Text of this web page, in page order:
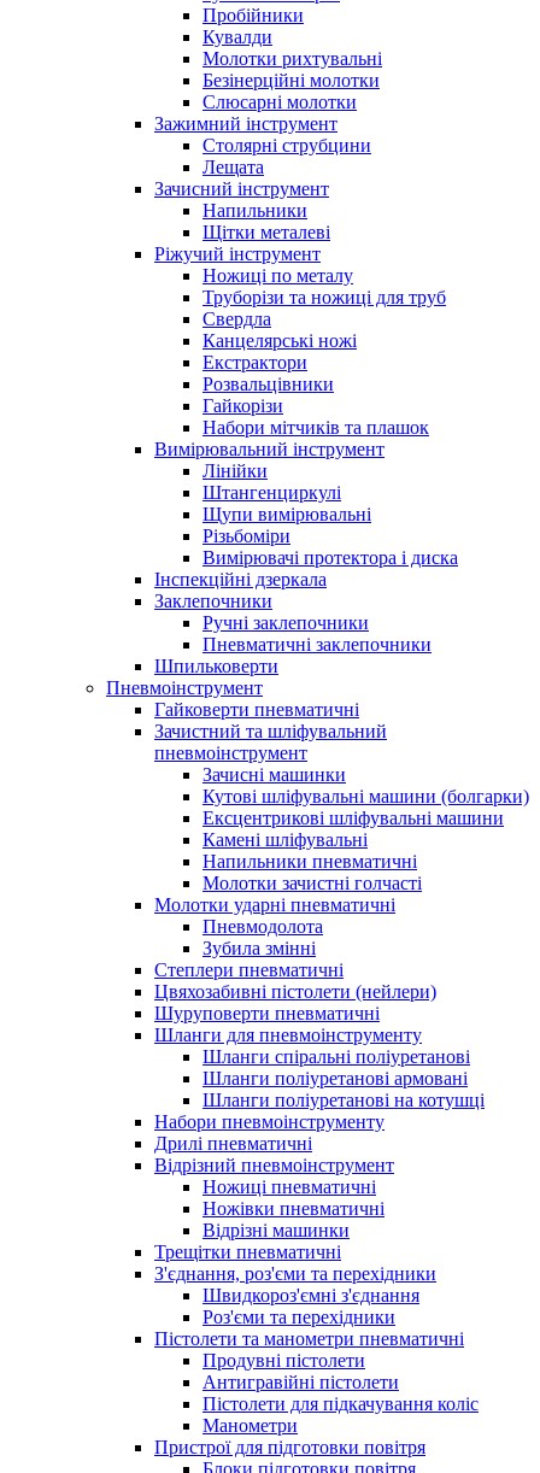
Пробійники
Кувалди
Молотки рихтувальні
Безінерційні молотки
Слюсарні молотки
Зажимний інструмент
Столярні струбцини
Лещата
Зачисний інструмент
Напильники
Щітки металеві
Ріжучий інструмент
Ножиці по металу
Труборізи та ножиці для труб
Свердла
Канцелярські ножі
Екстрактори
Розвальцівники
Гайкорізи
Набори мітчиків та плашок
Вимірювальний інструмент
Лінійки
Штангенциркулі
Щупи вимірювальні
Різьбоміри
Вимірювачі протектора і диска
Інспекційні дзеркала
Заклепочники
Ручні заклепочники
Пневматичні заклепочники
Шпильковерти
Пневмоінструмент
Гайковерти пневматичні
Зачистний та шліфувальний
пневмоінструмент
Зачисні машинки
Кутові шліфувальні машини (болгарки)
Ексцентрикові шліфувальні машини
Камені шліфувальні
Напильники пневматичні
Молотки зачистні голчасті
Молотки ударні пневматичні
Пневмодолота
Зубила змінні
Степлери пневматичні
Цвяхозабивні пістолети (нейлери)
Шуруповерти пневматичні
Шланги для пневмоінструменту
Шланги спіральні поліуретанові
Шланги поліуретанові армовані
Шланги поліуретанові на котушці
Набори пневмоінструменту
Дрилі пневматичні
Відрізний пневмоінструмент
Ножиці пневматичні
Ножівки пневматичні
Відрізні машинки
Трещітки пневматичні
З'єднання, роз'єми та перехідники
Швидкороз'ємні з'єднання
Роз'єми та перехідники
Пістолети та манометри пневматичні
Продувні пістолети
Антигравійні пістолети
Пістолети для підкачування коліс
Манометри
Пристрої для підготовки повітря
Блоки підготовки повітря